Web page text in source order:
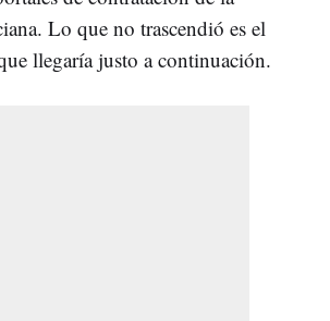
Lo que no trascendió es el
llegaría justo a continuación.